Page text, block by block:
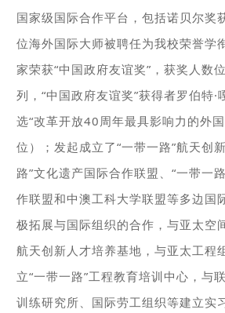
国家级国际合作平台，包括诺贝尔奖
位海外国际大师被聘任为我校荣誉学
家荣获“中国政府友谊奖”，获奖人数
列，“中国政府友谊奖”获得者罗伯特·
选“改革开放40周年最具影响力的外
位）；发起成立了“一带一路”航天创
路”文化遗产国际合作联盟、“一带一
作联盟和中澳工科大学联盟等多边国
极拓展与国际组织的合作，与亚太空
航天创新人才培养基地，与亚太工程
立“一带一路”工程教育培训中心，与
训练研究所、国际劳工组织等建立实